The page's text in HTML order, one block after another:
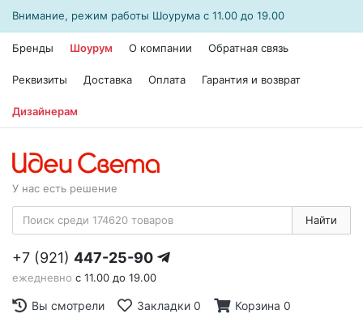
Внимание, режим работы Шоурума с 11.00 до 19.00
Бренды Шоурум О компании Обратная связь
Реквизиты Доставка Оплата Гарантия и возврат
Дизайнерам
У нас есть решение
Найти
+7 (921) 447-25-90
ежедневно с 11.00 до 19.00
Вы смотрели Закладки 0 Корзина 0